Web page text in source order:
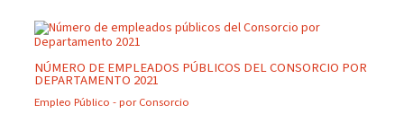
NÚMERO DE EMPLEADOS PÚBLICOS DEL CONSORCIO POR
DEPARTAMENTO 2021
Empleo Público - por Consorcio